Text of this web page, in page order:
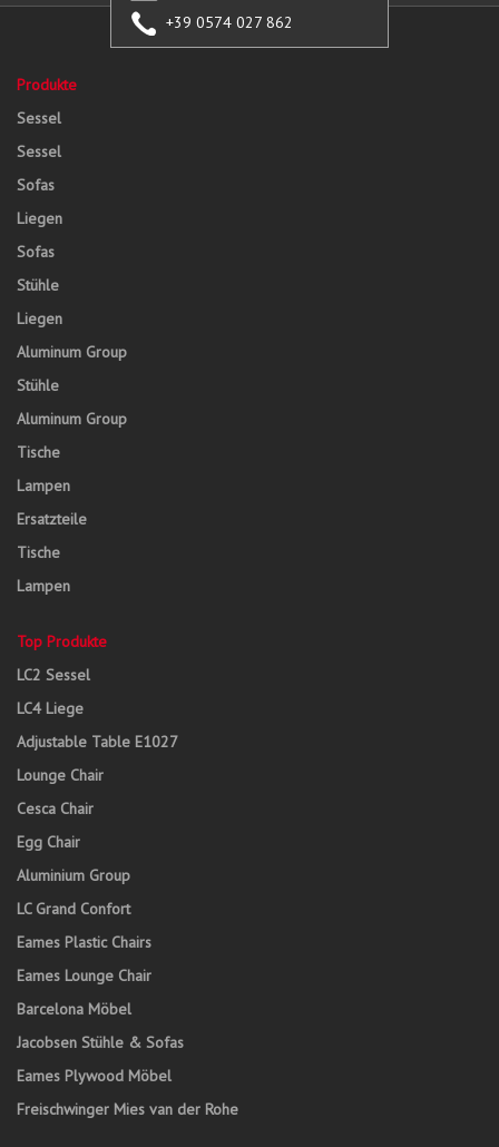
+39 0574 027 862
Produkte
Sessel
Sessel
Sofas
Liegen
Sofas
Stühle
Liegen
Aluminum Group
Stühle
Aluminum Group
Tische
Lampen
Ersatzteile
Tische
Lampen
Top Produkte
LC2 Sessel
LC4 Liege
Adjustable Table E1027
Lounge Chair
Cesca Chair
Egg Chair
Aluminium Group
LC Grand Confort
Eames Plastic Chairs
Eames Lounge Chair
Barcelona Möbel
Jacobsen Stühle & Sofas
Eames Plywood Möbel
Freischwinger Mies van der Rohe